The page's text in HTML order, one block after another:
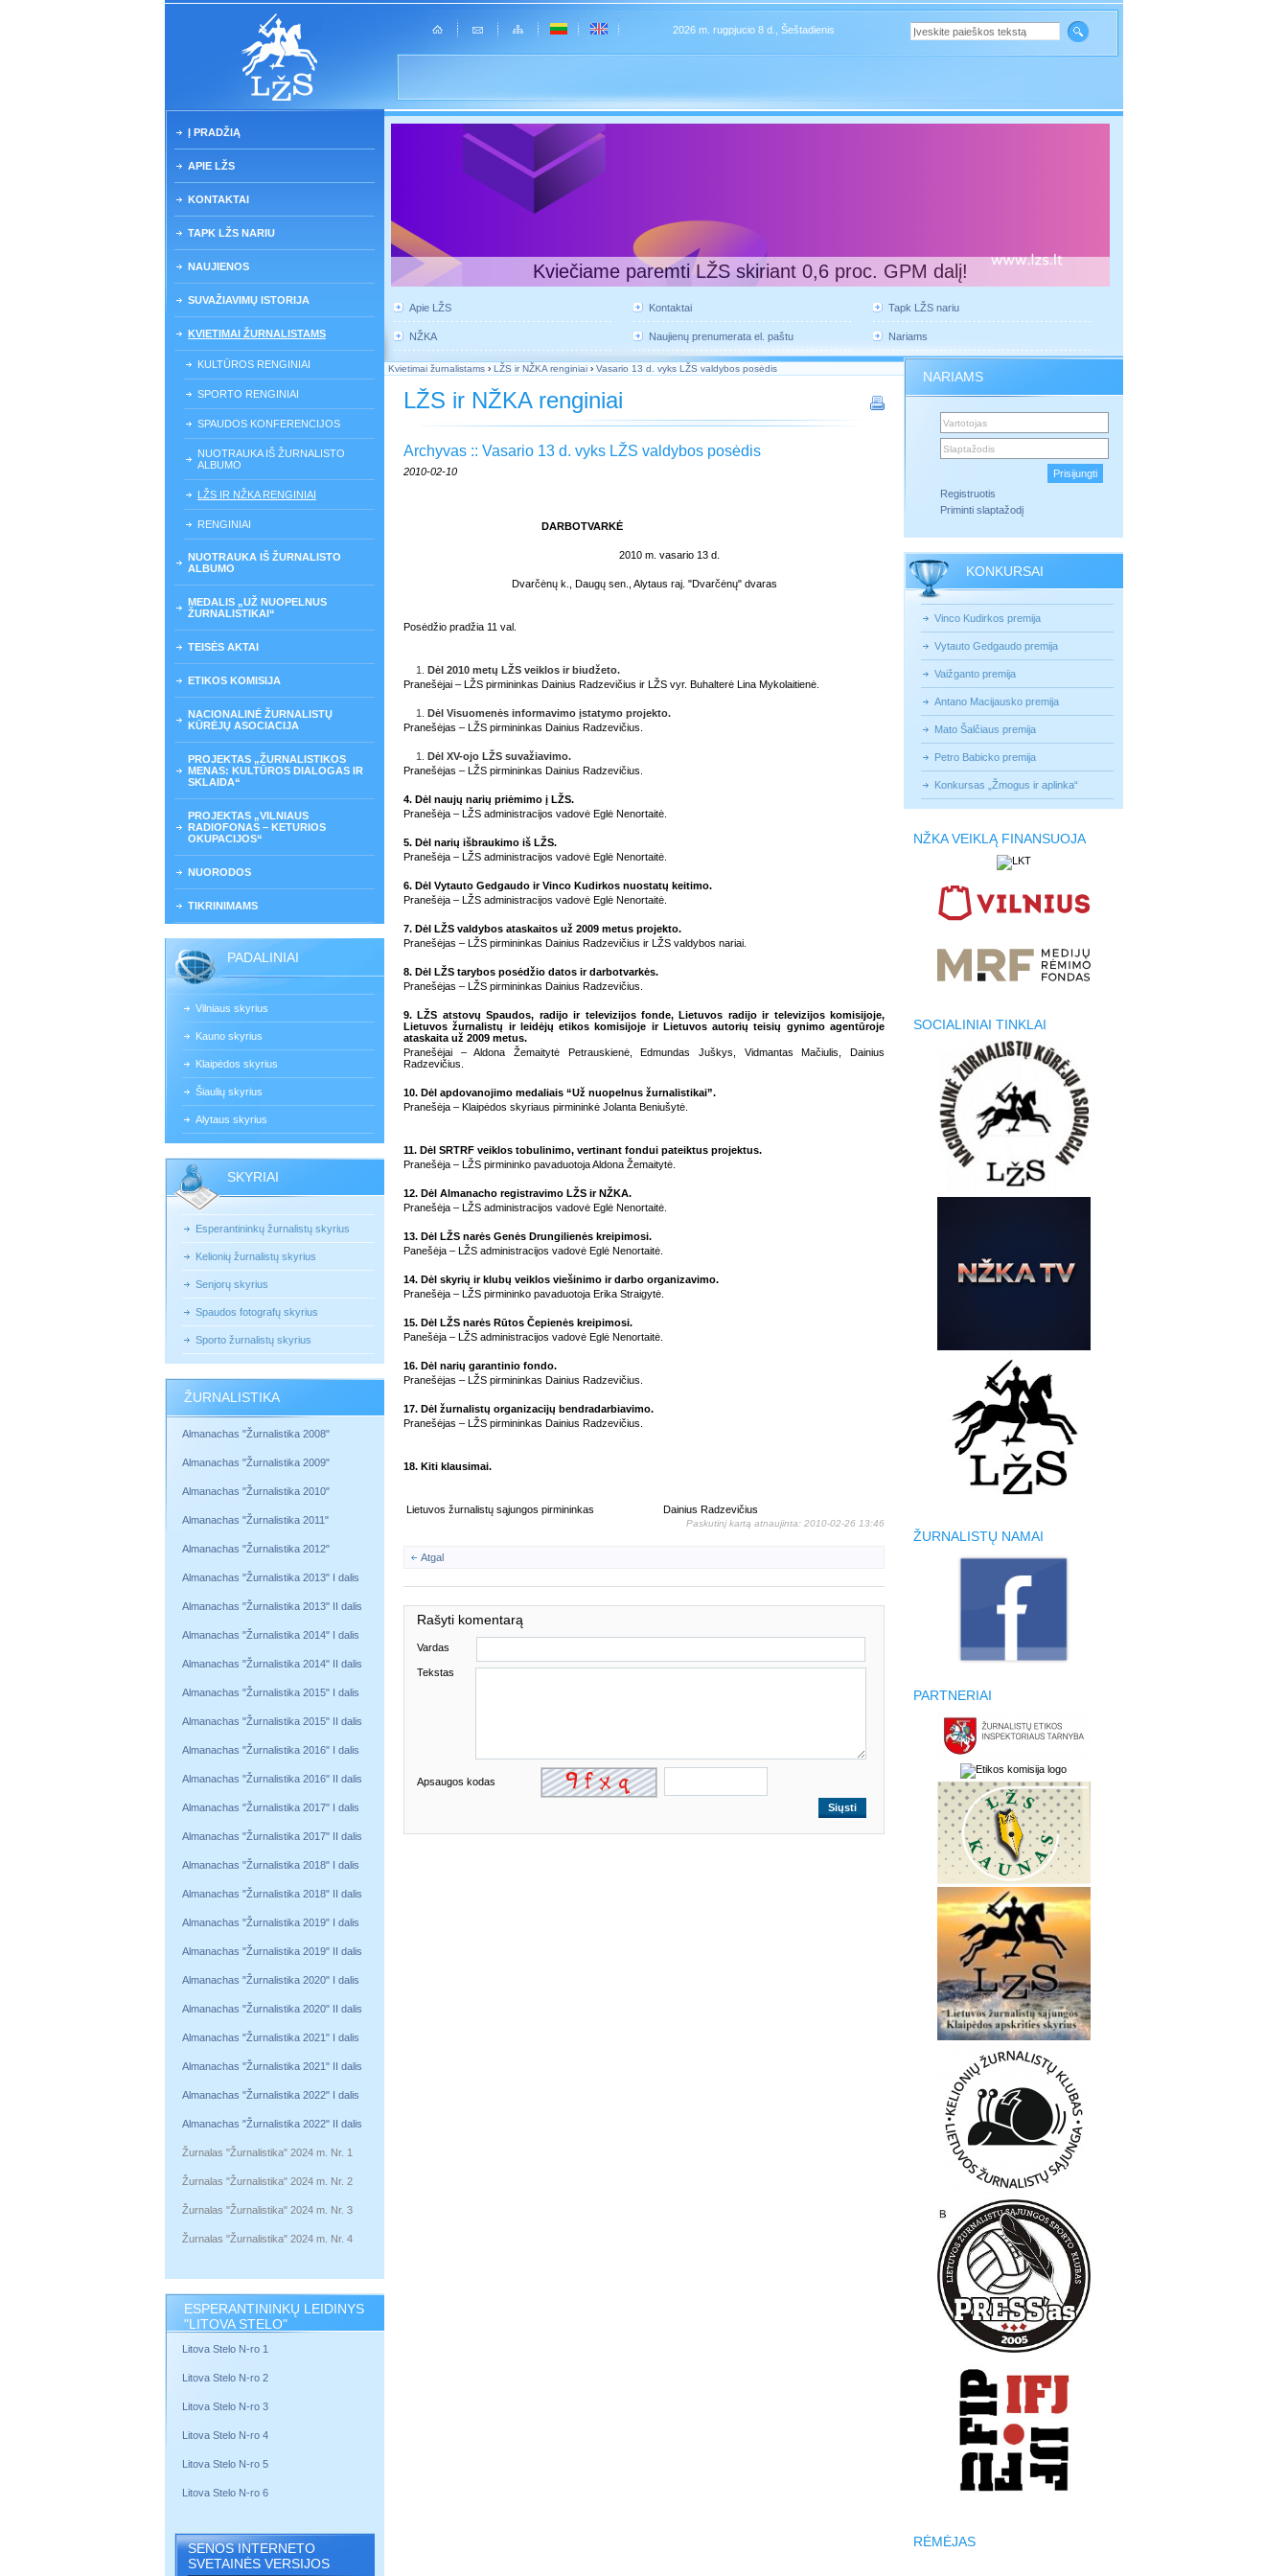
2026 m. rugpjucio 8 d., Šeštadienis
Į PRADŽIĄ
APIE LŽS
KONTAKTAI
TAPK LŽS NARIU
NAUJIENOS
SUVAŽIAVIMŲ ISTORIJA
KVIETIMAI ŽURNALISTAMS
KULTŪROS RENGINIAI
SPORTO RENGINIAI
SPAUDOS KONFERENCIJOS
NUOTRAUKA IŠ ŽURNALISTO
ALBUMO
LŽS IR NŽKA RENGINIAI
RENGINIAI
NUOTRAUKA IŠ ŽURNALISTO
ALBUMO
MEDALIS „UŽ NUOPELNUS
ŽURNALISTIKAI“
TEISĖS AKTAI
ETIKOS KOMISIJA
NACIONALINĖ ŽURNALISTŲ
KŪRĖJŲ ASOCIACIJA
PROJEKTAS „ŽURNALISTIKOS
MENAS: KULTŪROS DIALOGAS IR
SKLAIDA“
PROJEKTAS „VILNIAUS
RADIOFONAS – KETURIOS
OKUPACIJOS“
NUORODOS
TIKRINIMAMS
PADALINIAI
Vilniaus skyrius
Kauno skyrius
Klaipėdos skyrius
Šiaulių skyrius
Alytaus skyrius
SKYRIAI
Esperantininkų žurnalistų skyrius
Kelionių žurnalistų skyrius
Senjorų skyrius
Spaudos fotografų skyrius
Sporto žurnalistų skyrius
ŽURNALISTIKA
Almanachas "Žurnalistika 2008"
Almanachas "Žurnalistika 2009"
Almanachas "Žurnalistika 2010"
Almanachas "Žurnalistika 2011"
Almanachas "Žurnalistika 2012"
Almanachas "Žurnalistika 2013" I dalis
Almanachas "Žurnalistika 2013" II dalis
Almanachas "Žurnalistika 2014" I dalis
Almanachas "Žurnalistika 2014" II dalis
Almanachas "Žurnalistika 2015" I dalis
Almanachas "Žurnalistika 2015" II dalis
Almanachas "Žurnalistika 2016" I dalis
Almanachas "Žurnalistika 2016" II dalis
Almanachas "Žurnalistika 2017" I dalis
Almanachas "Žurnalistika 2017" II dalis
Almanachas "Žurnalistika 2018" I dalis
Almanachas "Žurnalistika 2018" II dalis
Almanachas "Žurnalistika 2019" I dalis
Almanachas "Žurnalistika 2019" II dalis
Almanachas "Žurnalistika 2020" I dalis
Almanachas "Žurnalistika 2020" II dalis
Almanachas "Žurnalistika 2021" I dalis
Almanachas "Žurnalistika 2021" II dalis
Almanachas "Žurnalistika 2022" I dalis
Almanachas "Žurnalistika 2022" II dalis
Žurnalas "Žurnalistika" 2024 m. Nr. 1
Žurnalas "Žurnalistika" 2024 m. Nr. 2
Žurnalas "Žurnalistika" 2024 m. Nr. 3
Žurnalas "Žurnalistika" 2024 m. Nr. 4
ESPERANTININKŲ LEIDINYS
"LITOVA STELO"
Litova Stelo N-ro 1
Litova Stelo N-ro 2
Litova Stelo N-ro 3
Litova Stelo N-ro 4
Litova Stelo N-ro 5
Litova Stelo N-ro 6
SENOS INTERNETO
SVETAINĖS VERSIJOS
Kviečiame paremti LŽS skiriant 0,6 proc. GPM dalį!
Apie LŽS Kontaktai Tapk LŽS nariu
NŽKA Naujienų prenumerata el. paštu Nariams
Kvietimai žurnalistams › LŽS ir NŽKA renginiai › Vasario 13 d. vyks LŽS valdybos posėdis
LŽS ir NŽKA renginiai
Archyvas :: Vasario 13 d. vyks LŽS valdybos posėdis
2010-02-10
DARBOTVARKĖ
2010 m. vasario 13 d.
Dvarčėnų k., Daugų sen., Alytaus raj. "Dvarčėnų" dvaras
Posėdžio pradžia 11 val.
Dėl 2010 metų LŽS veiklos ir biudžeto.
Pranešėjai – LŽS pirmininkas Dainius Radzevičius ir LŽS vyr. Buhalterė Lina Mykolaitienė.
Dėl Visuomenės informavimo įstatymo projekto.
Pranešėjas – LŽS pirmininkas Dainius Radzevičius.
Dėl XV-ojo LŽS suvažiavimo.
Pranešėjas – LŽS pirmininkas Dainius Radzevičius.
4. Dėl naujų narių priėmimo į LŽS.
Pranešėja – LŽS administracijos vadovė Eglė Nenortaitė.
5. Dėl narių išbraukimo iš LŽS.
Pranešėja – LŽS administracijos vadovė Eglė Nenortaitė.
6. Dėl Vytauto Gedgaudo ir Vinco Kudirkos nuostatų keitimo.
Pranešėja – LŽS administracijos vadovė Eglė Nenortaitė.
7. Dėl LŽS valdybos ataskaitos už 2009 metus projekto.
Pranešėjas – LŽS pirmininkas Dainius Radzevičius ir LŽS valdybos nariai.
8. Dėl LŽS tarybos posėdžio datos ir darbotvarkės.
Pranešėjas – LŽS pirmininkas Dainius Radzevičius.
9. LŽS atstovų Spaudos, radijo ir televizijos fonde, Lietuvos radijo ir televizijos komisijoje,
Lietuvos žurnalistų ir leidėjų etikos komisijoje ir Lietuvos autorių teisių gynimo agentūroje
ataskaita už 2009 metus.
Pranešėjai – Aldona Žemaitytė Petrauskienė, Edmundas Juškys, Vidmantas Mačiulis, Dainius
Radzevičius.
10. Dėl apdovanojimo medaliais “Už nuopelnus žurnalistikai”.
Pranešėja – Klaipėdos skyriaus pirmininkė Jolanta Beniušytė.
11. Dėl SRTRF veiklos tobulinimo, vertinant fondui pateiktus projektus.
Pranešėja – LŽS pirmininko pavaduotoja Aldona Žemaitytė.
12. Dėl Almanacho registravimo LŽS ir NŽKA.
Pranešėja – LŽS administracijos vadovė Eglė Nenortaitė.
13. Dėl LŽS narės Genės Drungilienės kreipimosi.
Panešėja – LŽS administracijos vadovė Eglė Nenortaitė.
14. Dėl skyrių ir klubų veiklos viešinimo ir darbo organizavimo.
Pranešėja – LŽS pirmininko pavaduotoja Erika Straigytė.
15. Dėl LŽS narės Rūtos Čepienės kreipimosi.
Panešėja – LŽS administracijos vadovė Eglė Nenortaitė.
16. Dėl narių garantinio fondo.
Pranešėjas – LŽS pirmininkas Dainius Radzevičius.
17. Dėl žurnalistų organizacijų bendradarbiavimo.
Pranešėjas – LŽS pirmininkas Dainius Radzevičius.
18. Kiti klausimai.
Lietuvos žurnalistų sąjungos pirmininkas Dainius Radzevičius
Paskutinį kartą atnaujinta: 2010-02-26 13:46
Atgal
Rašyti komentarą
Vardas
Tekstas
Apsaugos kodas
NARIAMS
Registruotis
Priminti slaptažodį
KONKURSAI
Vinco Kudirkos premija
Vytauto Gedgaudo premija
Vaižganto premija
Antano Macijausko premija
Mato Šalčiaus premija
Petro Babicko premija
Konkursas „Žmogus ir aplinka“
NŽKA VEIKLĄ FINANSUOJA
SOCIALINIAI TINKLAI
ŽURNALISTŲ NAMAI
PARTNERIAI
RĖMĖJAS